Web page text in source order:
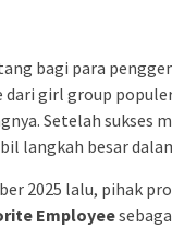
bagi para
dari girl group
Setelah sukses
langkah besar
2025 lalu, pihak
Employee